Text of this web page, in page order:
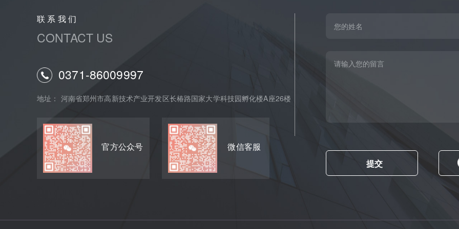
联 系 我 们
CONTACT US
0371-86009997
地址： 河南省郑州市高新技术产业开发区长椿路国家大学科技园孵化楼A座26楼
官方公众号 微信客服